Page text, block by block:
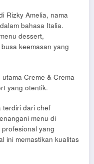
Rizky Amelia, nama
bahasa Italia.
dessert,
keemasan yang
Creme & Crema
yang otentik.
terdiri dari chef
menu di
yang
ini memastikan kualitas